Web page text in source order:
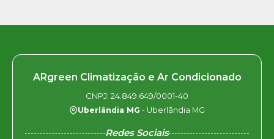
ARgreen Climatização e Ar Condicionado
CNPJ: 24.849.649/0001-40
Uberlândia MG - Uberlândia MG
Redes Sociais